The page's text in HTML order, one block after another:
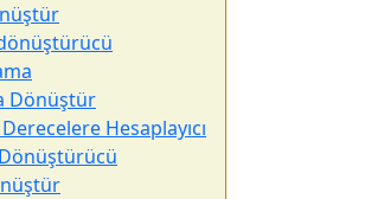
Dönüştür
Hesaplayıcı